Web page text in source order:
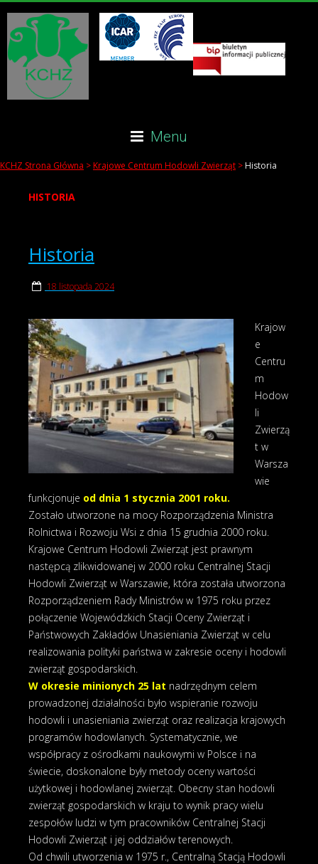
Menu
KCHZ Strona Główna >Krajowe Centrum Hodowli Zwierząt > Historia
HISTORIA
Historia
18 listopada 2024
Krajow
e
Centru
m
Hodow
li
Zwierzą
t w
Warsza
wie
funkcjonuje od dnia 1 stycznia 2001 roku.
Zostało utworzone na mocy Rozporządzenia Ministra
Rolnictwa i Rozwoju Wsi z dnia 15 grudnia 2000 roku.
Krajowe Centrum Hodowli Zwierząt jest prawnym
następcą zlikwidowanej w 2000 roku Centralnej Stacji
Hodowli Zwierząt w Warszawie, która została utworzona
Rozporządzeniem Rady Ministrów w 1975 roku przez
połączenie Wojewódzkich Stacji Oceny Zwierząt i
Państwowych Zakładów Unasieniania Zwierząt w celu
realizowania polityki państwa w zakresie oceny i hodowli
zwierząt gospodarskich.
W okresie minionych 25 lat nadrzędnym celem
prowadzonej działalności było wspieranie rozwoju
hodowli i unasieniania zwierząt oraz realizacja krajowych
programów hodowlanych. Systematycznie, we
współpracy z ośrodkami naukowymi w Polsce i na
świecie, doskonalone były metody oceny wartości
użytkowej i hodowlanej zwierząt. Obecny stan hodowli
zwierząt gospodarskich w kraju to wynik pracy wielu
zespołów ludzi w tym pracowników Centralnej Stacji
Hodowli Zwierząt i jej oddziałów terenowych.
Od chwili utworzenia w 1975 r., Centralną Stacją Hodowli